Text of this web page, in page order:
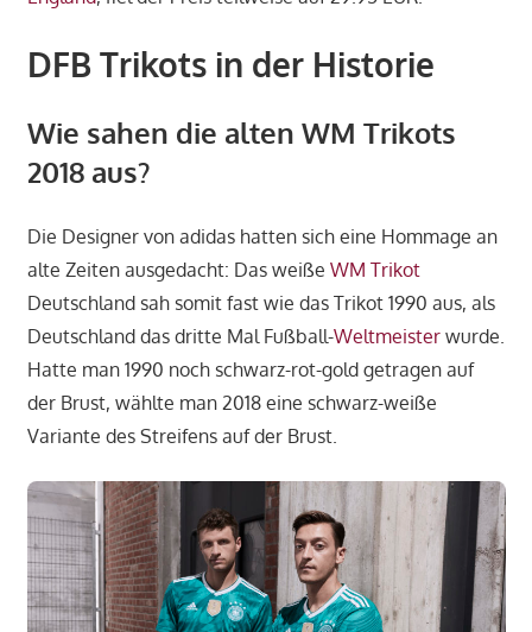
DFB Trikots in der Historie
Wie sahen die alten WM Trikots
2018 aus?
Die Designer von adidas hatten sich eine Hommage an
alte Zeiten ausgedacht: Das weiße WM Trikot
Deutschland sah somit fast wie das Trikot 1990 aus, als
Deutschland das dritte Mal Fußball-Weltmeisterwurde.
Hatte man 1990 noch schwarz-rot-gold getragen auf
der Brust, wählte man 2018 eine schwarz-weiße
Variante des Streifens auf der Brust.